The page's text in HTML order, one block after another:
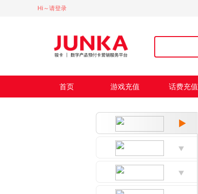
Hi～请登录
首页 游戏充值 话费充值